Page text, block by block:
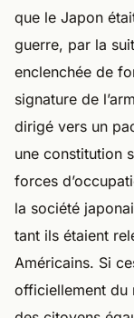
que le Japon
guerre, par la
enclenchée de
signature de
dirigé vers un
une constitution
forces
la société
tant ils étaient
Américains. Si
officiellement du